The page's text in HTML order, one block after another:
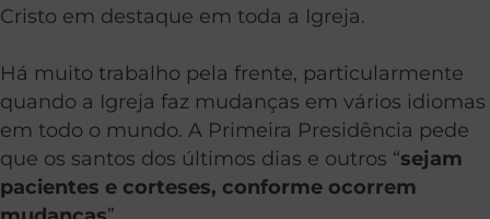
Cristo em destaque em toda a Igreja.
Há muito trabalho pela frente, particularmente
quando a Igreja faz mudanças em vários idiomas
em todo o mundo. A Primeira Presidência pede
que os santos dos últimos dias e outros “sejam
pacientes e corteses, conforme ocorrem